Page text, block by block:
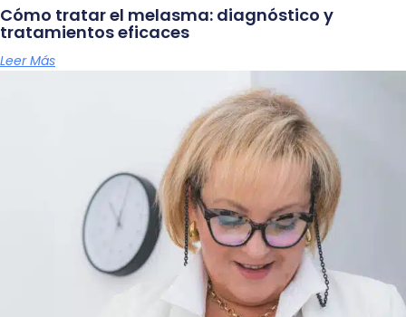
Cómo tratar el melasma: diagnóstico y
tratamientos eficaces
Leer Más